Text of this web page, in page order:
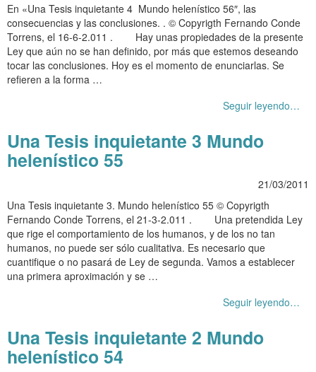
En «Una Tesis inquietante 4 Mundo helenístico 56″, las
consecuencias y las conclusiones. . © Copyrigth Fernando Conde
Torrens, el 16-6-2.011 . Hay unas propiedades de la presente
Ley que aún no se han definido, por más que estemos deseando
tocar las conclusiones. Hoy es el momento de enunciarlas. Se
refieren a la forma …
Seguir leyendo…
Una Tesis inquietante 3 Mundo
helenístico 55
21/03/2011
Una Tesis inquietante 3. Mundo helenístico 55 © Copyrigth
Fernando Conde Torrens, el 21-3-2.011 . Una pretendida Ley
que rige el comportamiento de los humanos, y de los no tan
humanos, no puede ser sólo cualitativa. Es necesario que
cuantifique o no pasará de Ley de segunda. Vamos a establecer
una primera aproximación y se …
Seguir leyendo…
Una Tesis inquietante 2 Mundo
helenístico 54